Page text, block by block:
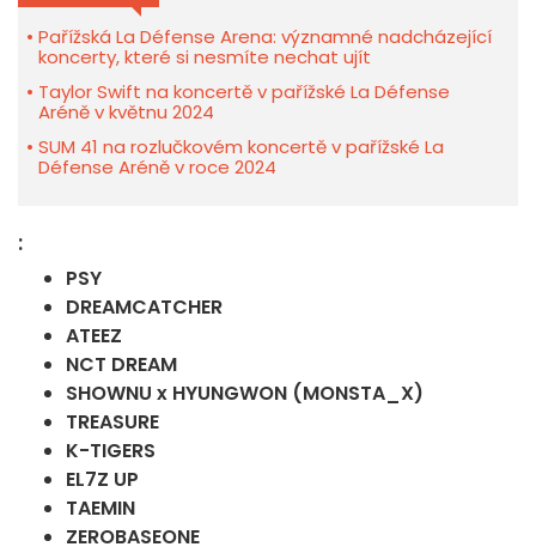
Pařížská La Défense Arena: významné nadcházející
koncerty, které si nesmíte nechat ujít
Taylor Swift na koncertě v pařížské La Défense
Aréně v květnu 2024
SUM 41 na rozlučkovém koncertě v pařížské La
Défense Aréně v roce 2024
:
PSY
DREAMCATCHER
ATEEZ
NCT DREAM
SHOWNU x HYUNGWON (MONSTA_X)
TREASURE
K-TIGERS
EL7Z UP
TAEMIN
ZEROBASEONE